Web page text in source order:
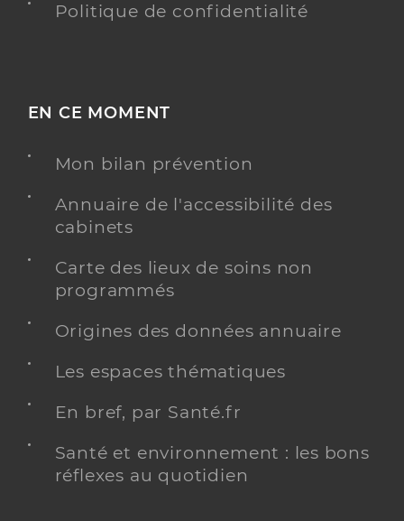
Politique de confidentialité
EN CE MOMENT
Mon bilan prévention
Annuaire de l'accessibilité des
cabinets
Carte des lieux de soins non
programmés
Origines des données annuaire
Les espaces thématiques
En bref, par Santé.fr
Santé et environnement : les bons
réflexes au quotidien